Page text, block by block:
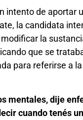
intento de aportar
la candidata
la
que se
para referirse a
mentales, dije
cuando tenés